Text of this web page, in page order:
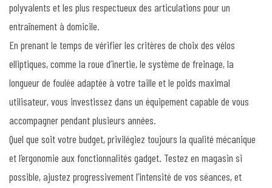
polyvalents et les plus respectueux des articulations pour un
entraînement à domicile.
En prenant le temps de vérifier les critères de choix des vélos
elliptiques, comme la roue d’inertie, le système de freinage, la
longueur de foulée adaptée à votre taille et le poids maximal
utilisateur, vous investissez dans un équipement capable de vous
accompagner pendant plusieurs années.
Quel que soit votre budget, privilégiez toujours la qualité mécanique
et l’ergonomie aux fonctionnalités gadget. Testez en magasin si
possible, ajustez progressivement l’intensité de vos séances, et